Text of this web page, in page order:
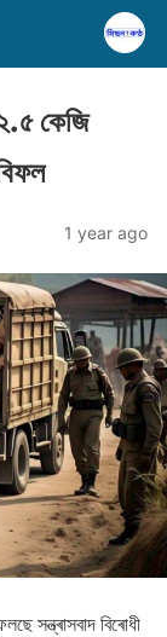
কেজি
1 year ago
সন্ত্ৰাসবাদ বিৰোধী